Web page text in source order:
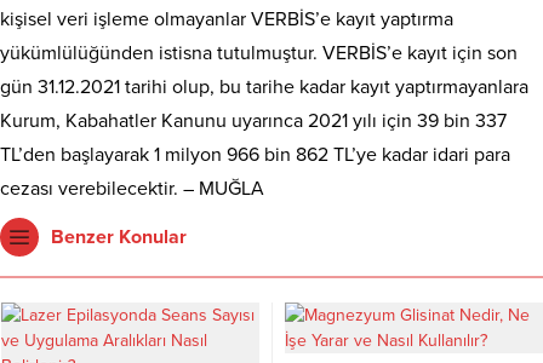
kişisel veri işleme olmayanlar VERBİS’e kayıt yaptırma
yükümlülüğünden istisna tutulmuştur. VERBİS’e kayıt için son
gün 31.12.2021 tarihi olup, bu tarihe kadar kayıt yaptırmayanlara
Kurum, Kabahatler Kanunu uyarınca 2021 yılı için 39 bin 337
TL’den başlayarak 1 milyon 966 bin 862 TL’ye kadar idari para
cezası verebilecektir. – MUĞLA
Benzer Konular